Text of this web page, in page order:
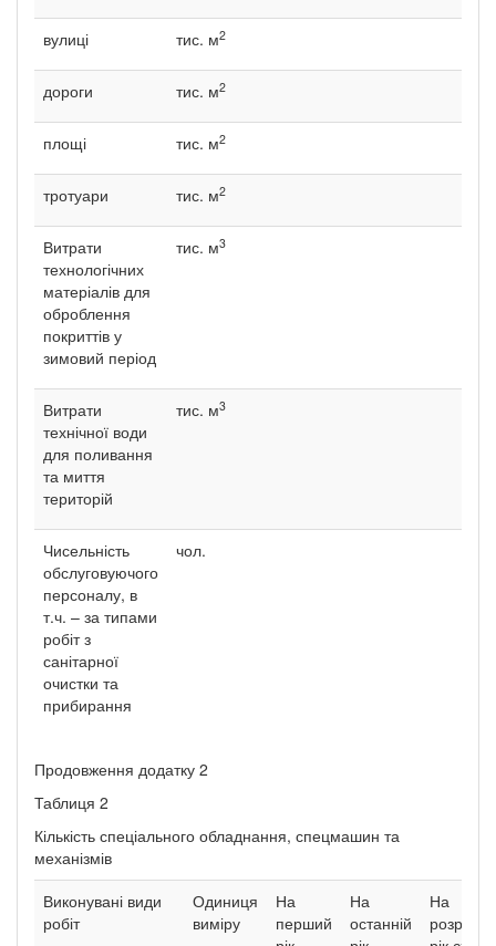
вулиці тис. м2
дороги тис. м2
площі тис. м2
тротуари тис. м2
Витрати
технологічних
матеріалів для
оброблення
покриттів у
зимовий період
тис. м3
Витрати
технічної води
для поливання
та миття
територій
тис. м3
Чисельність
обслуговуючого
персоналу, в
т.ч. – за типами
робіт з
санітарної
очистки та
прибирання
чол.
Продовження додатку 2
Таблиця 2
Кількість спеціального обладнання, спецмашин та
механізмів
Виконувані види
робіт
Одиниця
виміру
На
перший
На
останній
На